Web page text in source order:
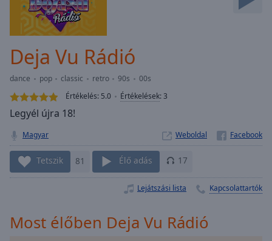
Skip
Forward
Mute
Current
Time0:00
Duration -:-
Loaded:
0.00%
TypeLIVE
Seek to
live,
currently
Time -
Deja Vu Rádió
dance pop classic retro 90s
00s
Értékelés: 5.0 Értékelések:3
Legyél újra 18!
Magyar Weboldal
Tetszik 81 Élő adás 17
Lejátszási lista Kapcsolattartók
Most élőben Deja Vu Rádió